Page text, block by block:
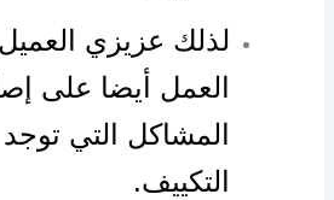
لذلك عزيزي
العمل أيضا على
المشاكل التي
التكييف.